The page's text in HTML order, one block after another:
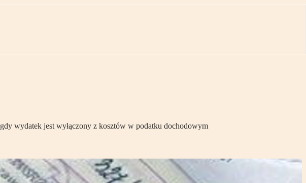
wydatek jest wyłączony z kosztów w podatku dochodowym